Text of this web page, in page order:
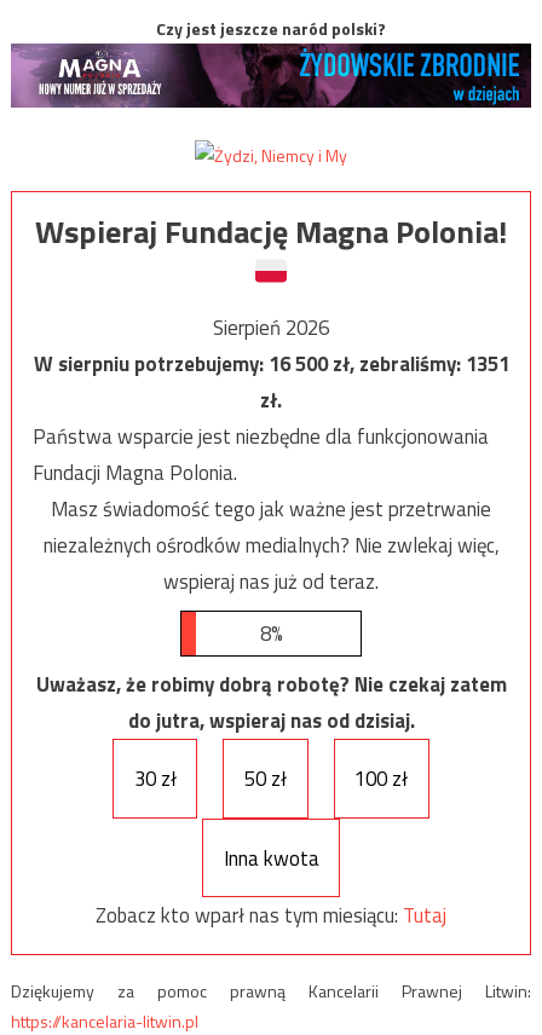
Czy jest jeszcze naród polski?
Wspieraj Fundację Magna Polonia!
Sierpień 2026
W sierpniu potrzebujemy:16 500zł, zebraliśmy:1351
zł.
Państwa wsparcie jest niezbędne dla funkcjonowania
Fundacji Magna Polonia.
Masz świadomość tego jak ważne jest przetrwanie
niezależnych ośrodków medialnych? Nie zwlekaj więc,
wspieraj nas już od teraz.
8%
Uważasz, że robimy dobrą robotę? Nie czekaj zatem
do jutra, wspieraj nas od dzisiaj.
30 zł
50 zł 100 zł
Inna kwota
Zobacz kto wparł nas tym miesiącu: Tutaj
Dziękujemy za pomoc prawną Kancelarii Prawnej Litwin:
https://kancelaria-litwin.pl